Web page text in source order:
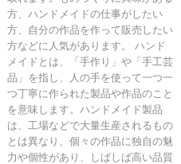
方、ハンドメイドの仕事がしたい
方、自分の作品を作って販売したい
方などに人気があります。 ハンド
メイドとは、「手作り」や「手工芸
品」を指し、人の手を使って一つ一
つ丁寧に作られた製品や作品のこと
を意味します。ハンドメイド製品
は、工場などで大量生産されるもの
とは異なり、個々の作品に独自の魅
力や個性があり、しばしば高い品質